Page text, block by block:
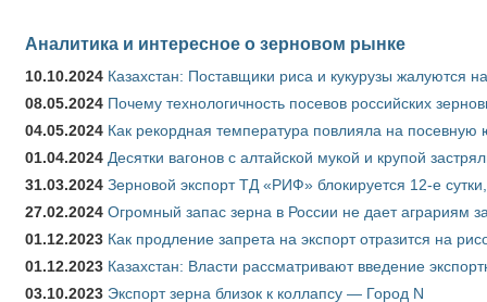
Аналитика и интересное о зерновом рынке
10.10.2024 Казахстан: Поставщики риса и кукурузы жалуются
08.05.2024 Почему технологичность посевов российских
04.05.2024 Как рекордная температура повлияла на
01.04.2024 Десятки вагонов с алтайской мукой и крупой
31.03.2024 Зерновой экспорт ТД «РИФ» блокируется 12-е
27.02.2024 Огромный запас зерна в России не дает аграриям
01.12.2023 Как продление запрета на экспорт отразится на
01.12.2023 Казахстан: Власти рассматривают введение
03.10.2023 Экспорт зерна близок к коллапсу — Город N